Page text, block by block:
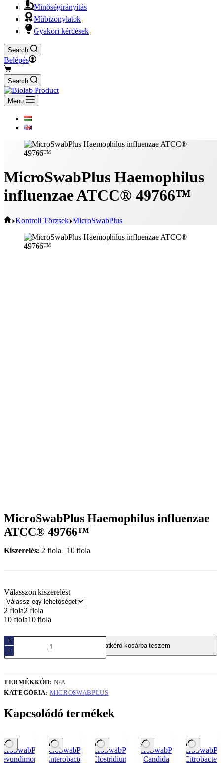
Minőségirányítás
Műbizonylatok
Gyakori kérdések
Search
Belépés
Ajánlatkérő
kosár
Search
Menu
MicroSwabPlus Haemophilus
influenzae ATCC® 49766™
Home
Kontroll Törzsek MicroSwabPlus
MicroSwabPlus Haemophilus influenzae
ATCC® 49766™
Kiszerelés: 2 fiola | 10 fiola
Válasszon kiszerelést
2 fiola2 fiola
10 fiola10 fiola
MicroSwabPlus
Haemophilus
influenzae
49766™
mennyiség
Ajánlatkérő kosárba teszem
TERMÉKKÓD:N/A
KATEGÓRIA:MICROSWABPLUS
Kapcsolódó termékek